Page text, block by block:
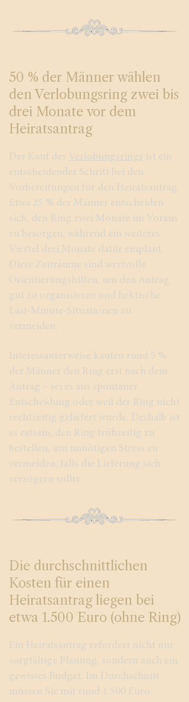
50 % der Männer wählen
den Verlobungsring zwei bis
drei Monate vor dem
Heiratsantrag
Der Kauf des Verlobungsrings ist ein
entscheidender Schritt bei den
Vorbereitungen für den Heiratsantrag.
Etwa 25 % der Männer entscheiden
sich, den Ring zwei Monate im Voraus
zu besorgen, während ein weiteres
Viertel drei Monate dafür einplant.
Diese Zeiträume sind wertvolle
Orientierungshilfen, um den Antrag
gut zu organisieren und hektische
Last-Minute-Situationen zu
vermeiden.
Interessanterweise kaufen rund 5 %
der Männer den Ring erst nach dem
Antrag – sei es aus spontaner
Entscheidung oder weil der Ring nicht
rechtzeitig geliefert wurde. Deshalb ist
es ratsam, den Ring frühzeitig zu
bestellen, um unnötigen Stress zu
vermeiden, falls die Lieferung sich
verzögern sollte.
Die durchschnittlichen
Kosten für einen
Heiratsantrag liegen bei
etwa 1.500 Euro (ohne Ring)
Ein Heiratsantrag erfordert nicht nur
sorgfältige Planung, sondern auch ein
gewisses Budget. Im Durchschnitt
müssen Sie mit rund 1.500 Euro